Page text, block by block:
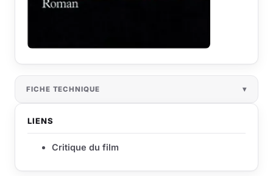
FICHE TECHNIQUE
LIENS
Critique du film